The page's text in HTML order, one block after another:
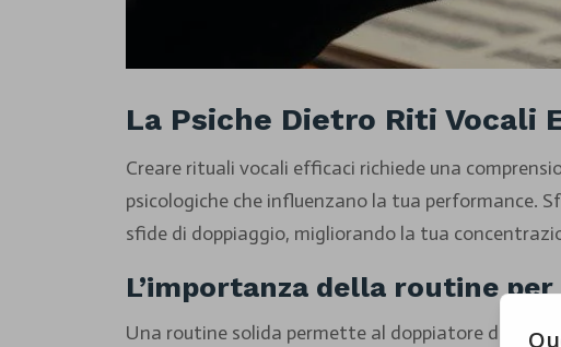
La Psiche Dietro Riti Vocali
Creare rituali vocali efficaci richiede una
psicologiche che influenzano la tua
sfide di doppiaggio, migliorando la tua
L’importanza della routine
Una routine solida permette al doppiatore di